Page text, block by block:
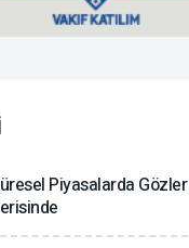
Piyasalarda